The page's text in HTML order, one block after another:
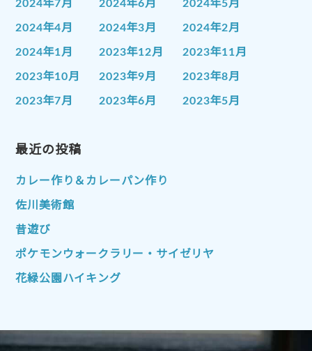
2024年7月 2024年6月 2024年5月
2024年4月 2024年3月 2024年2月
2024年1月 2023年12月 2023年11月
2023年10月 2023年9月 2023年8月
2023年7月 2023年6月 2023年5月
2023年1月
2022年10月 2022年9月
2022年7月
2022年4月
2022年1月 2021年12月 2021年11月
2021年10月 2021年9月
2021年1月 2020年12月 2020年11月
最近の投稿
カレー作り＆カレーパン作り
佐川美術館
昔遊び
ポケモンウォークラリー・サイゼリヤ
花緑公園ハイキング